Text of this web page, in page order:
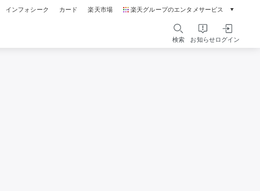
インフォシーク カード 楽天市場 楽天グループのエンタメサービス
本/ゲーム/CD/DVD
動画配信ガイド
Rakuten PLAY
検索 お知らせログイン